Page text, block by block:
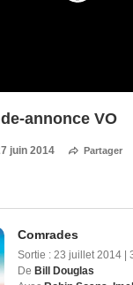
annonce VO
juin 2014 Partager
Comrades
Sortie : 23 juillet 2014 |
De Bill Douglas